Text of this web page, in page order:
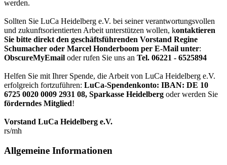
werden.
Sollten Sie LuCa Heidelberg e.V. bei seiner verantwortungsvollen
und zukunftsorientierten Arbeit unterstützen wollen, kontaktieren
Sie bitte direkt den geschäftsführenden Vorstand Regine
Schumacher oder Marcel Honderboom per E-Mail unter:
ObscureMyEmail oder rufen Sie uns an Tel. 06221 - 6525894
Helfen Sie mit Ihrer Spende, die Arbeit von LuCa Heidelberg e.V.
erfolgreich fortzuführen: LuCa-Spendenkonto: IBAN: DE 10
6725 0020 0009 2931 08, Sparkasse Heidelberg oder werden Sie
förderndes Mitglied!
Vorstand LuCa Heidelberg e.V.
rs/mh
Allgemeine Informationen